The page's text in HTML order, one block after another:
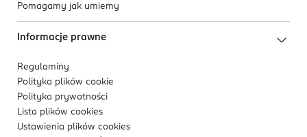
Pomagamy jak umiemy
Informacje prawne
Regulaminy
Polityka plików cookie
Polityka prywatności
Lista plików cookies
Ustawienia plików cookies